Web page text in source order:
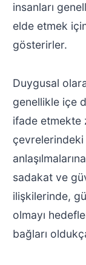
insanları
elde etmek
gösterirler.
Duygusal
genellikle içe
ifade etmekte
çevrelerindeki
sadakat ve
ilişkilerinde,
olmayı
bağları